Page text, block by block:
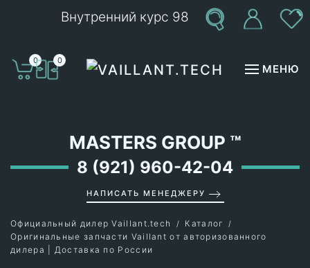
Внутренний курс 98
0 0
МЕНЮ
MASTERS GROUP ™
8 (921) 960-42-04
НАПИСАТЬ МЕНЕДЖЕРУ
Официальный дилер Vaillant.tech
Каталог
Оригинальные запчасти Vaillant от авторизованного
дилера | Доставка по России